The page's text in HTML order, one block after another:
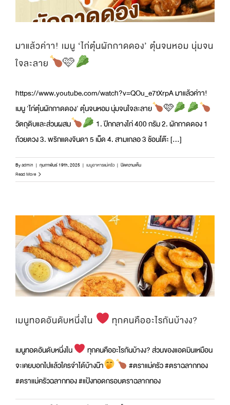
ทองคำ
มูลค่า
บาท
มาแล้วค่าา! เมนู ‘ไก่ตุ๋นผักกาดดอง’ ตุ๋นจนหอม นุ่มจน
ใจละลาย
🩷
https://www.youtube.com/watch?v=QOu_e7tXrpA มาแล้วค่าา!
เมนู 'ไก่ตุ๋นผักกาดดอง' ตุ๋นจนหอม นุ่มจนใจละลาย
🩷
วัตถุดิบและส่วนผสม
1. ปีกกลางไก่ 400 กรัม 2. ผักกาดดอง 1
ถ้วยตวง 3. พริกแดงจินดา 5 เม็ด 4. สามเกลอ 3 ช้อนโต๊ะ [...]
Byadmin | กุมภาพันธ์ 19th, 2025 | เมนูอาหารแม่ครัว | ปิดความเห็นบน
แล้ว
ตุ๋น
ผัก
ดอง’
ตุ๋น
จน
หอม
นุ่ม
จน
Read More
เมนูทอดอันดับหนึ่งใน ทุกคนคืออะไรกันบ้างง?
เมนูทอดอันดับหนึ่งใน
ทุกคนคืออะไรกันบ้างง? ส่วนของแอดมินเหมือน
จะเคยบอกไปแล้วใครจำได้บ้างน๊า
#ตราแม่ครัว #ตราฉลากทอง
#ตราแม่ครัวฉลากทอง #แป้งทอดกรอบตราฉลากทอง